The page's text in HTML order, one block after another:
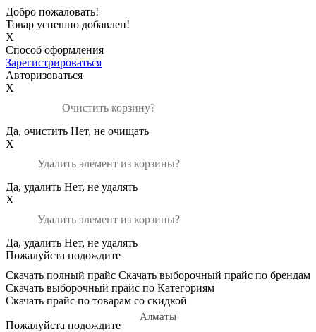
Добро пожаловать!
Товар успешно добавлен!
X
Способ оформления
Зарегистрироваться
Авторизоваться
X
Очистить корзину?
Да, очистить Нет, не очищать
X
Удалить элемент из корзины?
Да, удалить Нет, не удалять
X
Удалить элемент из корзины?
Да, удалить Нет, не удалять
Пожалуйста подождите
Скачать полный прайс Скачать выборочный прайс по брендам
Скачать выборочный прайс по Категориям
Скачать прайс по товарам со скидкой
Алматы
Пожалуйста подождите